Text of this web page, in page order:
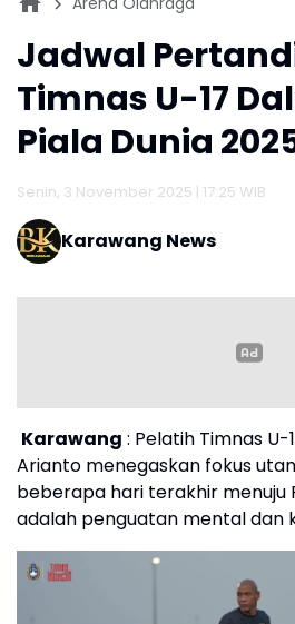
Jadwal
Timnas U-17
Piala Dunia
Senin, 3 November 2025 | 17:25 WIB
Karawang News
Karawang : Pelatih Timnas U-
Arianto menegaskan fokus
beberapa hari terakhir menuju
adalah penguatan mental dan